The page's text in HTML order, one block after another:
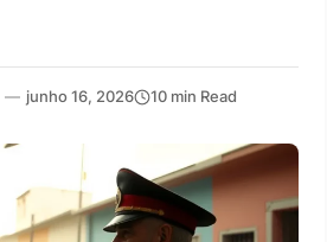
— junho 16, 2026 10 min Read